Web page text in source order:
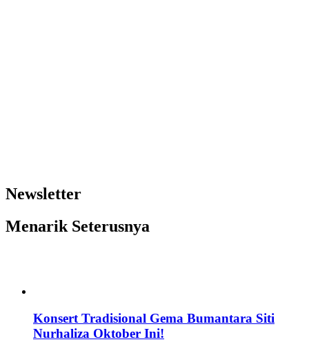
Newsletter
Menarik Seterusnya
Konsert Tradisional Gema Bumantara Siti
Nurhaliza Oktober Ini!